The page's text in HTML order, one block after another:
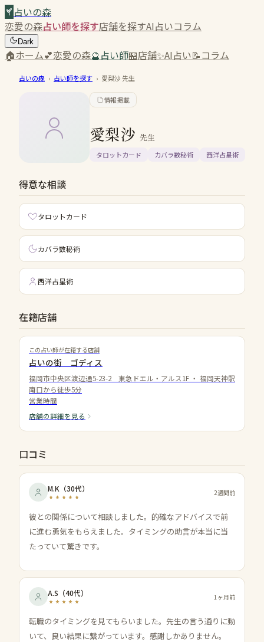
占いの森
恋愛の森占い師を探す店舗を探すAI占いコラム
Dark
🏠ホーム💕恋愛の森🔮占い師🏪店舗✨AI占い📝コラム
占いの森 › 占い師を探す › 愛梨沙先生
情報掲載
愛梨沙 先生
タロットカード カバラ数秘術 西洋占星術
得意な相談
タロットカード
カバラ数秘術
西洋占星術
在籍店舗
この占い師が在籍する店舗
占いの街 ゴディス
福岡市中央区渡辺通5-23-2 東急ドエル・アルス1F ・ 福岡天神駅
南口から徒歩5分
営業時間
店舗の詳細を見る
口コミ
M.K （30代） 2週間前
彼との関係について相談しました。的確なアドバイスで前
に進む勇気をもらえました。タイミングの助言が本当に当
たっていて驚きです。
A.S （40代） 1ヶ月前
転職のタイミングを見てもらいました。先生の言う通りに動
いて、良い結果に繋がっています。感謝しかありません。